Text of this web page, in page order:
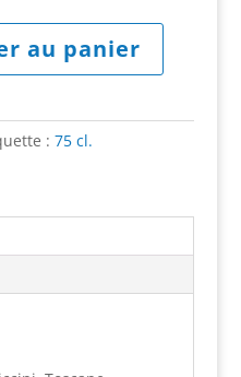
au panier
v
: 75 cl.